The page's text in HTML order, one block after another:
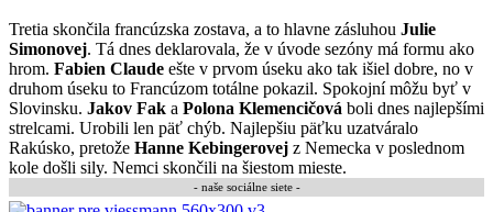
Tretia skončila francúzska zostava, a to hlavne zásluhou Julie
Simonovej. Tá dnes deklarovala, že v úvode sezóny má formu ako
hrom. Fabien Claude ešte v prvom úseku ako tak išiel dobre, no v
druhom úseku to Francúzom totálne pokazil. Spokojní môžu byť v
Slovinsku. Jakov Fak a Polona Klemencičová boli dnes najlepšími
strelcami. Urobili len päť chýb. Najlepšiu päťku uzatváralo
Rakúsko, pretože Hanne Kebingerovej z Nemecka v poslednom
kole došli sily. Nemci skončili na šiestom mieste.
- naše sociálne siete -